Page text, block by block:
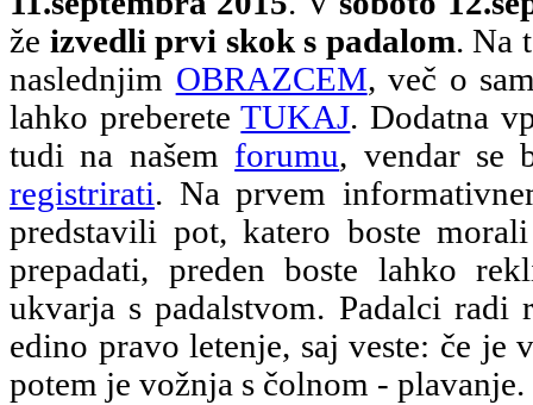
že izvedli prvi skok s padalom. Na
naslednjim OBRAZCEM, več o
lahko prebereteTUKAJ. Dodatna
tudi na našem forumu, vendar se
registrirati. Na prvem
predstavili pot, katero boste
prepadati, preden boste lahko
ukvarja s padalstvom. Padalci radi
edino pravo letenje, saj veste: če je
potem je vožnja s čolnom - plavanje.